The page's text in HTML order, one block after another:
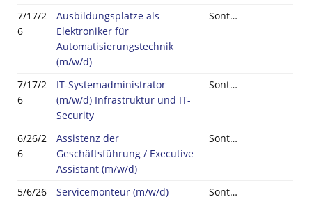
7/17/2
6
Ausbildungsplätze als
Elektroniker für
Automatisierungstechnik
(m/w/d)
Sonthofen
7/17/2
6
IT-Systemadministrator
(m/w/d) Infrastruktur und IT-
Security
Sonthofen
6/26/2
6
Assistenz der
Geschäftsführung / Executive
Assistant (m/w/d)
Sonthofen
5/6/26 Servicemonteur (m/w/d)
Sonthofen